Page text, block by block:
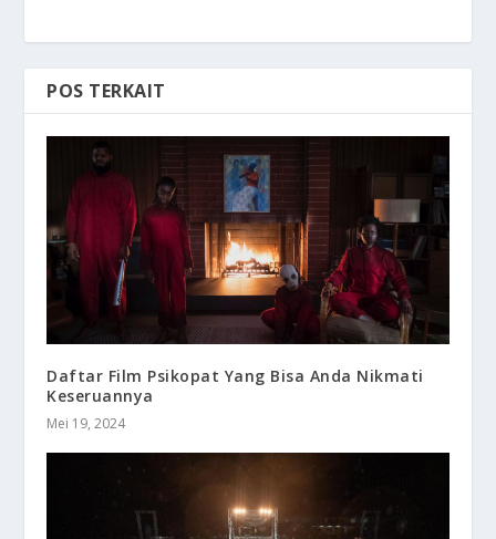
POS TERKAIT
Daftar Film Psikopat Yang Bisa Anda Nikmati
Keseruannya
Mei 19, 2024